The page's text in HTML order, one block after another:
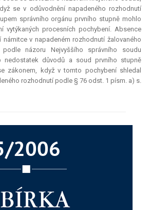
se v odůvodnění napadeného rozhodnutí
správního orgánu prvního stupně mohlo
procesních pochybení. Absence
v napadeném rozhodnutí žalovaného
názoru Nejvyššího správního soudu
nedostatek důvodů a soud prvního stupně
zákonem, když v tomto pochybení shledal
rozhodnutí podle § 76 odst. 1 písm. a) s.